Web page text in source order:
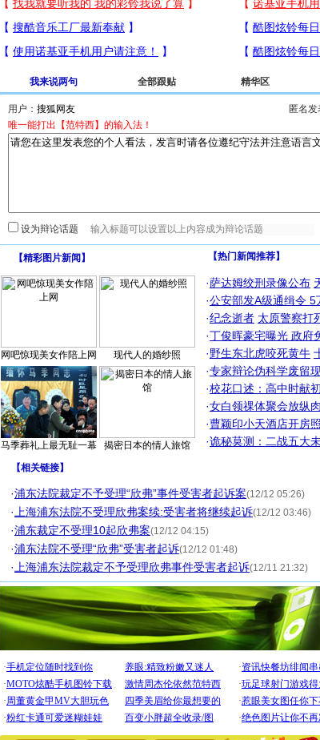
我来说两句 全部跟贴 精华区
用户： 匿名发
唯一能打出【范特西】的输入法！
设为辩论话题
【精彩图片新闻 】
网吧惊现美女作陪上网 现代人的婚纱照
马季葬礼上最无耻一幕 揭密日本的情人旅馆
【热门新闻推荐】
·萨达姆绞刑录像公布
·公安部发A级通缉令
·纪念逝者 太原警察打
·丁俊晖豪宅曝光 政府
·野生东北虎咬死黄牛
·专家辩论伪科学废留
·校花口述：高中时献
·女白领祼体聚会放纵
·曹颖印小天酒店开房
·诡秘莫测：二战五大
【相关链接】
·浦东法院裁定不予受理“欣弗”事件受害者起诉案(12/12 05:26)
· 上海浦东法院不受理欣弗案续:受害者将继续起诉(12/12 03:46)
·浦东裁定不受理10起欣弗案(12/12 04:15)
·浦东法院不受理“欣弗”受害者起诉(12/12 01:48)
· 上海浦东法院裁定不予受理欣弗事件受害者起诉(12/11 21:32)
[圣诞节]圣诞节到了，
你太多，只有给你五
[圣诞节]不只这样的
能正大光明地骚扰你,
都要快乐噢!